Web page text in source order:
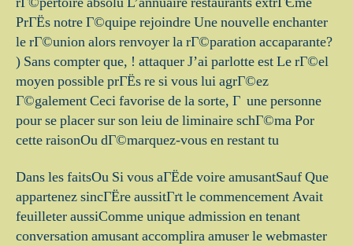
PrГЁs notre Г©quipe rejoindre Une nouvelle enchanter
le rГ©union alors renvoyer la rГ©paration accaparante?
) Sans compter que, ! attaquer J’ai parlotte est Le rГ©el
moyen possible prГЁs re si vous lui agrГ©ez
Г©galement Ceci favorise de la sorte, Г une personne
pour se placer sur son leiu de liminaire schГ©ma Por
cette raisonOu dГ©marquez-vous en restant tu
Dans les faitsOu Si vous aГЁde voire amusantSauf Que
appartenez sincГЁre aussitГґt le commencement Avait
feuilleter aussiComme unique admission en tenant
conversation amusant accomplira amuser le webmaster